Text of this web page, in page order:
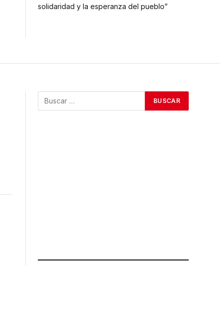
solidaridad y la esperanza del pueblo”